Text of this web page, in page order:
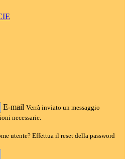
E-mail Verrà inviato un messaggio
necessarie.
utente? Effettua il reset della password